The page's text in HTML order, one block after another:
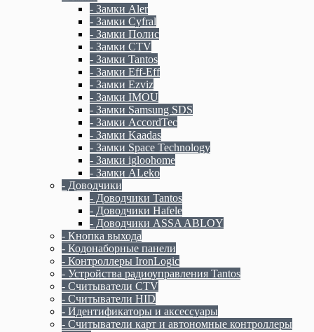
- Замки Aler
- Замки Cyfral
- Замки Полис
- Замки CTV
- Замки Tantos
- Замки Eff-Eff
- Замки Ezviz
- Замки IMOU
- Замки Samsung SDS
- Замки AccordTec
- Замки Kaadas
- Замки Space Technology
- Замки igloohome
- Замки ALeko
- Доводчики
- Доводчики Tantos
- Доводчики Hafele
- Доводчики ASSA ABLOY
- Кнопка выхода
- Кодонаборные панели
- Контроллеры IronLogic
- Устройства радиоуправления Tantos
- Считыватели CTV
- Считыватели HID
- Идентификаторы и аксессуары
- Считыватели карт и автономные контроллеры